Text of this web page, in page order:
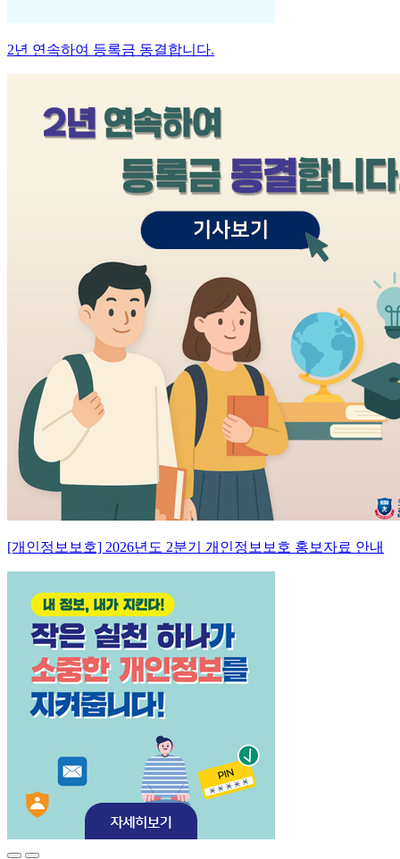
2년 연속하여 등록금 동결합니다.
[개인정보보호] 2026년도 2분기 개인정보보호 홍보자료 안내